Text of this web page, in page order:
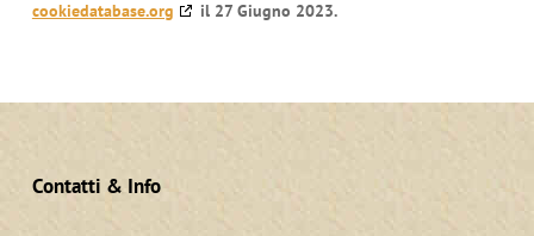
cookiedatabase.org
il 27 Giugno 2023.
Contatti & Info